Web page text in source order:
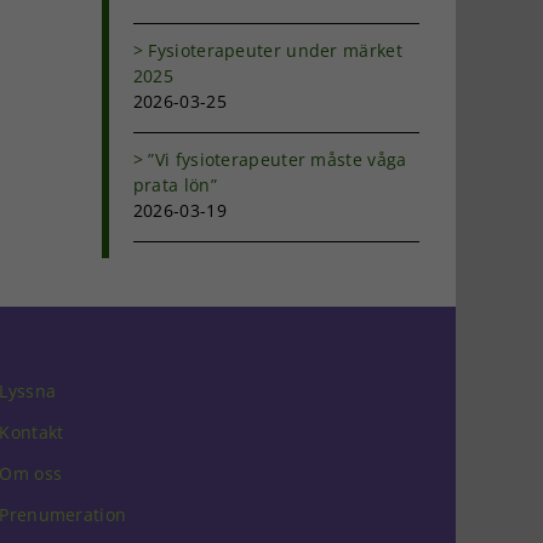
Fysioterapeuter under märket
2025
2026-03-25
”Vi fysioterapeuter måste våga
prata lön”
2026-03-19
Lyssna
Kontakt
Om oss
Prenumeration